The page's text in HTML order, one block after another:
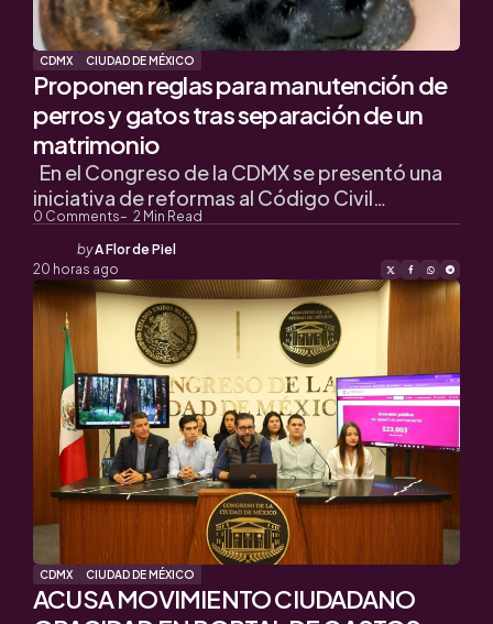
CDMX CIUDAD DE MÉXICO
Proponen reglas para manutención de
perros y gatos tras separación de un
matrimonio
0 Comments 2 Min Read
En el Congreso de la CDMX se presentó una
iniciativa de reformas al Código Civil…
Posted
by
byA Flor de Piel
20 horas ago
CDMX CIUDAD DE MÉXICO
ACUSA MOVIMIENTO CIUDADANO